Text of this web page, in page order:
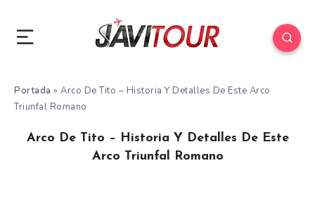
Portada » Arco De Tito – Historia Y Detalles De Este Arco
Triunfal Romano
Arco De Tito – Historia Y Detalles De Este
Arco Triunfal Romano